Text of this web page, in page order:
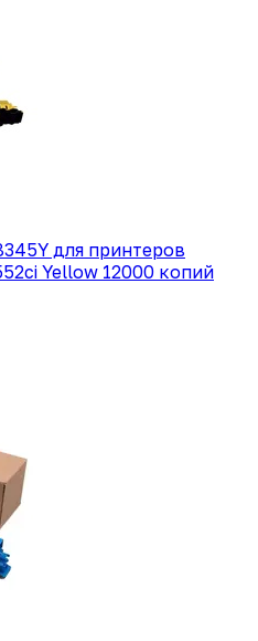
для принтеров
Yellow 12000 копий